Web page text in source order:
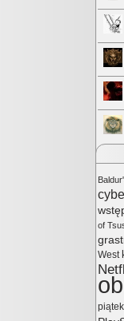
of
West
piątek